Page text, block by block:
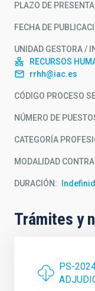
PLAZO DE
FECHA DE
UNIDAD GESTORA /
RECURSOS
rrhh@iac.es
CÓDIGO PROCESO
NÚMERO DE
CATEGORÍA
MODALIDAD
DURACIÓN
Trámites y
PS-